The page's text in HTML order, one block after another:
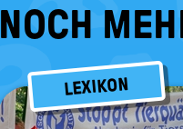
NOCH
LEXIKON